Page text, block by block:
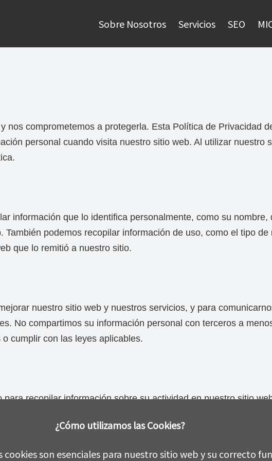
Sobre Nosotros Servicios SEO
nos comprometemos a protegerla. Esta Política de Privacidad
personal cuando visita nuestro sitio web. Al utilizar nuestro
información que lo identifica personalmente, como su nombre,
podemos recopilar información de uso, como el tipo de
que lo remitió a nuestro sitio.
nuestro sitio web y nuestros servicios, y para
No compartimos su información personal con terceros a
cumplir con las leyes aplicables.
recopilar información sobre su actividad en nuestro sitio
en nuestro sitio y mejorar nuestra publicidad en línea.
recopilar información sobre cómo interactúa con nuestro correo
¿Cómo utilizamos las Cookies?
son esenciales para nuestro sitio web y su correcto